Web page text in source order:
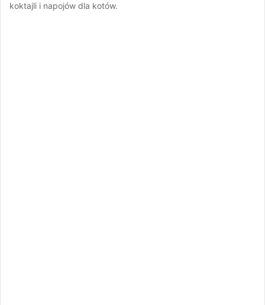
koktajli i napojów dla kotów.